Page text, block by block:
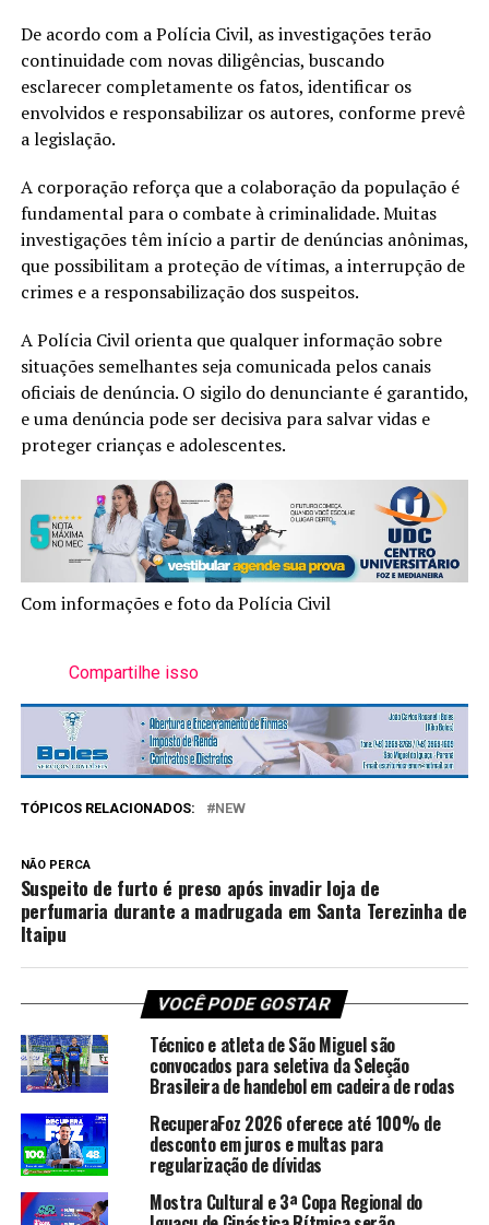
De acordo com a Polícia Civil, as investigações terão
continuidade com novas diligências, buscando
esclarecer completamente os fatos, identificar os
envolvidos e responsabilizar os autores, conforme prevê
a legislação.
A corporação reforça que a colaboração da população é
fundamental para o combate à criminalidade. Muitas
investigações têm início a partir de denúncias anônimas,
que possibilitam a proteção de vítimas, a interrupção de
crimes e a responsabilização dos suspeitos.
A Polícia Civil orienta que qualquer informação sobre
situações semelhantes seja comunicada pelos canais
oficiais de denúncia. O sigilo do denunciante é garantido,
e uma denúncia pode ser decisiva para salvar vidas e
proteger crianças e adolescentes.
Com informações e foto da Polícia Civil
Compartilhe isso
TÓPICOS RELACIONADOS: NEW
NÃO PERCA
Suspeito de furto é preso após invadir loja de
perfumaria durante a madrugada em Santa Terezinha de
Itaipu
VOCÊ PODE GOSTAR
Técnico e atleta de São Miguel são
convocados para seletiva da Seleção
Brasileira de handebol em cadeira de rodas
RecuperaFoz 2026 oferece até 100% de
desconto em juros e multas para
regularização de dívidas
Mostra Cultural e 3ª Copa Regional do